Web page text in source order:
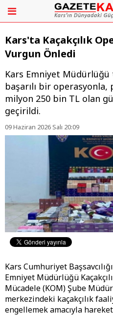
Kars'ta Kaçakçılık
Vurgun Önledi
​Kars Emniyet
başarılı bir operasyonla,
milyon 250 bin TL olan
geçirildi.
09 Haziran 2026 Salı 20:09
Kars Cumhuriyet
Emniyet Müdürlüğü
Mücadele (KOM) Şube
merkezindeki kaçakçılık
engellemek amacıyla